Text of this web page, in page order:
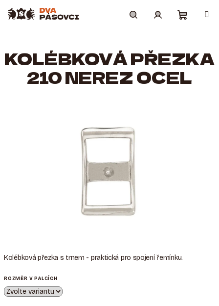
košík
Kolébková přezka s trnem - praktická pro spojení řemínku.
ROZMĚR V PALCÍCH
KOLÉBKOVÁ PŘEZKA
210 NEREZ OCEL